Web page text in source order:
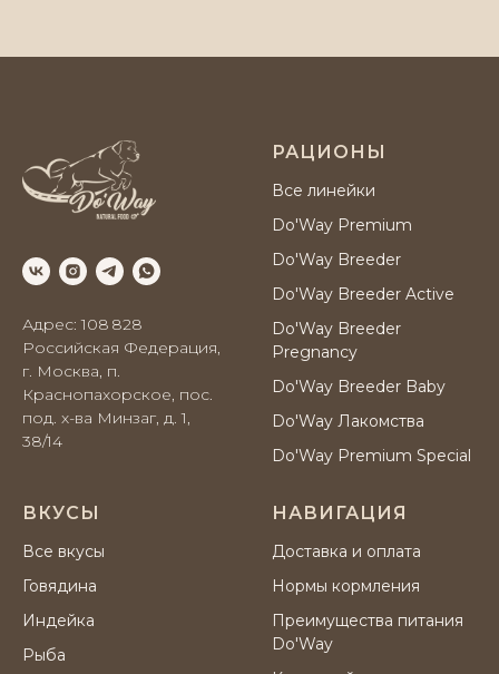
Адрес: 108 828
Российская Федерация,
г. Москва, п.
Краснопахорское, пос.
под. х-ва Минзаг, д. 1,
38/14
РАЦИОНЫ
Все линейки
Do'Way Premium
Do'Way Breeder
Do'Way Breeder Active
Do'Way Breeder
Pregnancy
Do'Way Breeder Baby
Do'Way Лакомства
Do'Way Premium Special
ВКУСЫ
Все вкусы
Говядина
Индейка
Рыба
НАВИГАЦИЯ
Доставка и оплата
Нормы кормления
Преимущества питания
Do'Way
ИП Данченко Надежда Андреевна
ИНН 501 004 592 628 ОГРНИП 324774600178763
Все права защищены.
Политика конфиденциальности.
Разработка сайта